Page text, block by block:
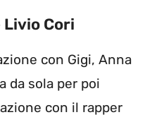
Livio Cori
con Gigi, Anna
da sola per poi
con il rapper